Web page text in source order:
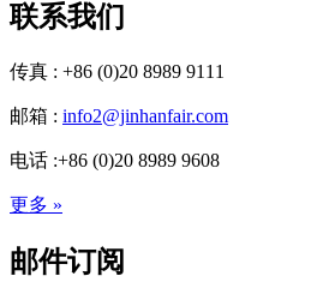
联系我们
传真 : +86 (0)20 8989 9111
邮箱 : info2@jinhanfair.com
电话 :+86 (0)20 8989 9608
更多 »
邮件订阅